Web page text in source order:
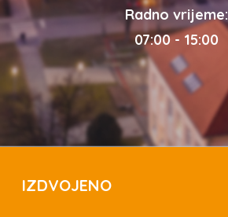
Radno vrijeme:
07:00 - 15:00
IZDVOJENO